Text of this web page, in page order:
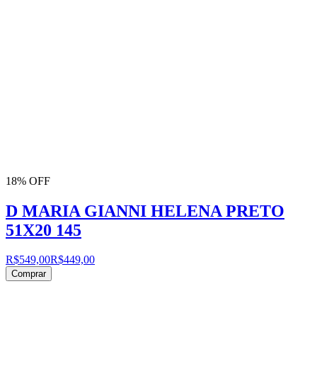
18% OFF
D MARIA GIANNI HELENA PRETO
51X20 145
R$549,00R$449,00
Comprar